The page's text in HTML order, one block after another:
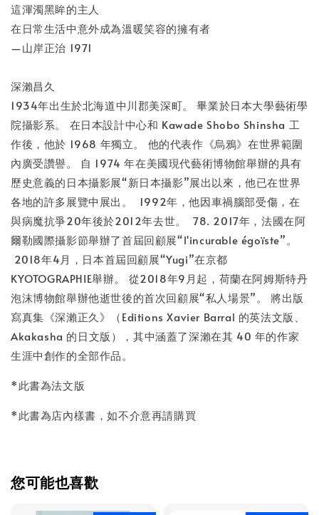
這渾濁黑眸的主人
在日常生活中意外成為溫暖笑容的擁有者
—山岸正治 1971
深瀨昌久
1934年出生於北海道中川郡美深町。 畢業於日本大學藝術學
院攝影系。 在日本設計中心和 Kawade Shobo Shinsha 工
作後，他於 1968 年獨立。 他的代表作《烏鴉》在世界範圍
內廣受讚譽。 自 1974 年在美國現代藝術博物館舉辦的具有
歷史意義的日本攝影展“新日本攝影”展出以來，他已在世界
各地的許多展覽中展出。 1992年，他因車禍腦部受傷，在
與病魔抗爭20年後於2012年去世。 78. 2017年，法國在阿
爾勒國際攝影節舉辦了首屆回顧展“l'incurable égoïste”。
2018年4月，日本首屆回顧展“Yugi”在京都
KYOTOGRAPHIE舉辦。 從2018年9月起，荷蘭在阿姆斯特丹
泡沫博物館舉辦他逝世後的首次回顧展“私人場景”。 將出版
寫真集《深瀨正久》（Editions Xavier Barral 的英法文版、
Akakasha 的日文版），其中涵蓋了深瀨在其 40 年的作家
生涯中創作的全部作品。
*此書為法文版
*此書為店內樣書，如不介意再請購買
您可能也喜歡